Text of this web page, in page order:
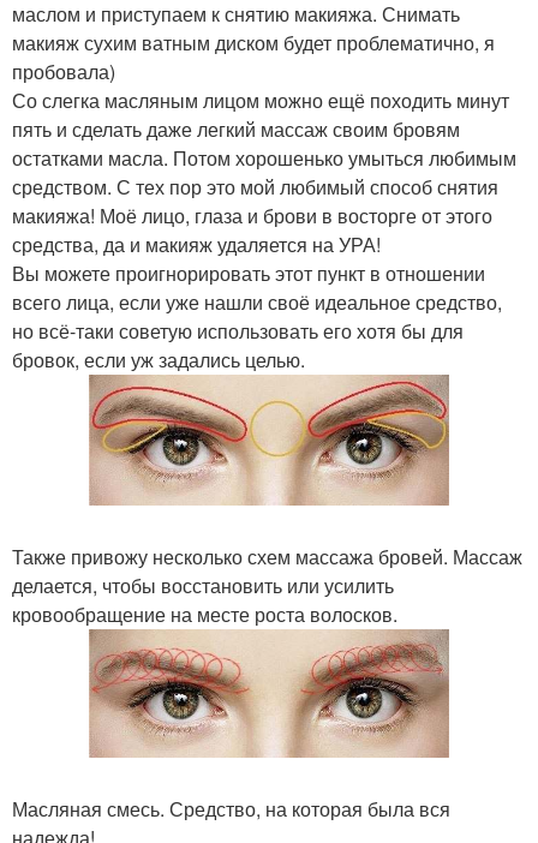
маслом и приступаем к снятию макияжа. Снимать
макияж сухим ватным диском будет проблематично, я
пробовала)
Со слегка масляным лицом можно ещё походить минут
пять и сделать даже легкий массаж своим бровям
остатками масла. Потом хорошенько умыться любимым
средством. С тех пор это мой любимый способ снятия
макияжа! Моё лицо, глаза и брови в восторге от этого
средства, да и макияж удаляется на УРА!
Вы можете проигнорировать этот пункт в отношении
всего лица, если уже нашли своё идеальное средство,
но всё-таки советую использовать его хотя бы для
бровок, если уж задались целью.
Также привожу несколько схем массажа бровей. Массаж
делается, чтобы восстановить или усилить
кровообращение на месте роста волосков.
Масляная смесь. Средство, на которая была вся